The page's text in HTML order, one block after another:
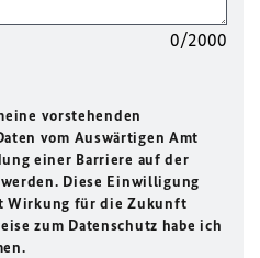
0/2000
vorstehenden
vom Auswärtigen Amt
einer Barriere auf der
Diese Einwilligung
Wirkung für die Zukunft
zum Datenschutz habe ich